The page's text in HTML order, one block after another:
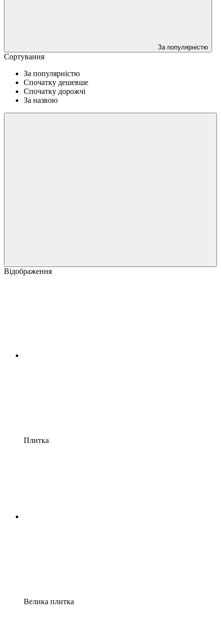
За популярністю
Сортування
За популярністю
Спочатку дешевше
Спочатку дорожчі
За назвою
Відображення
Плитка
Велика плитка